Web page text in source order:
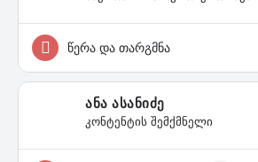
წერა და თარგმნა
ანა ასანიძე
კონტენტის შემქმნელი